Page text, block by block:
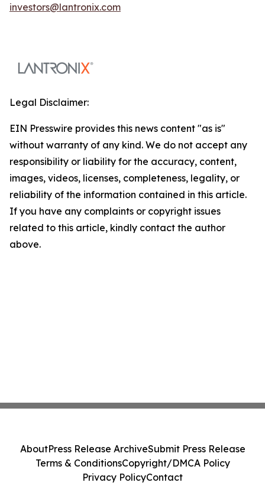
investors@lantronix.com
Legal Disclaimer:
EIN Presswire provides this news content "as is"
without warranty of any kind. We do not accept any
responsibility or liability for the accuracy, content,
images, videos, licenses, completeness, legality, or
reliability of the information contained in this article.
If you have any complaints or copyright issues
related to this article, kindly contact the author
above.
AboutPress Release ArchiveSubmit Press Release
Terms & ConditionsCopyright/DMCA Policy
Privacy PolicyContact